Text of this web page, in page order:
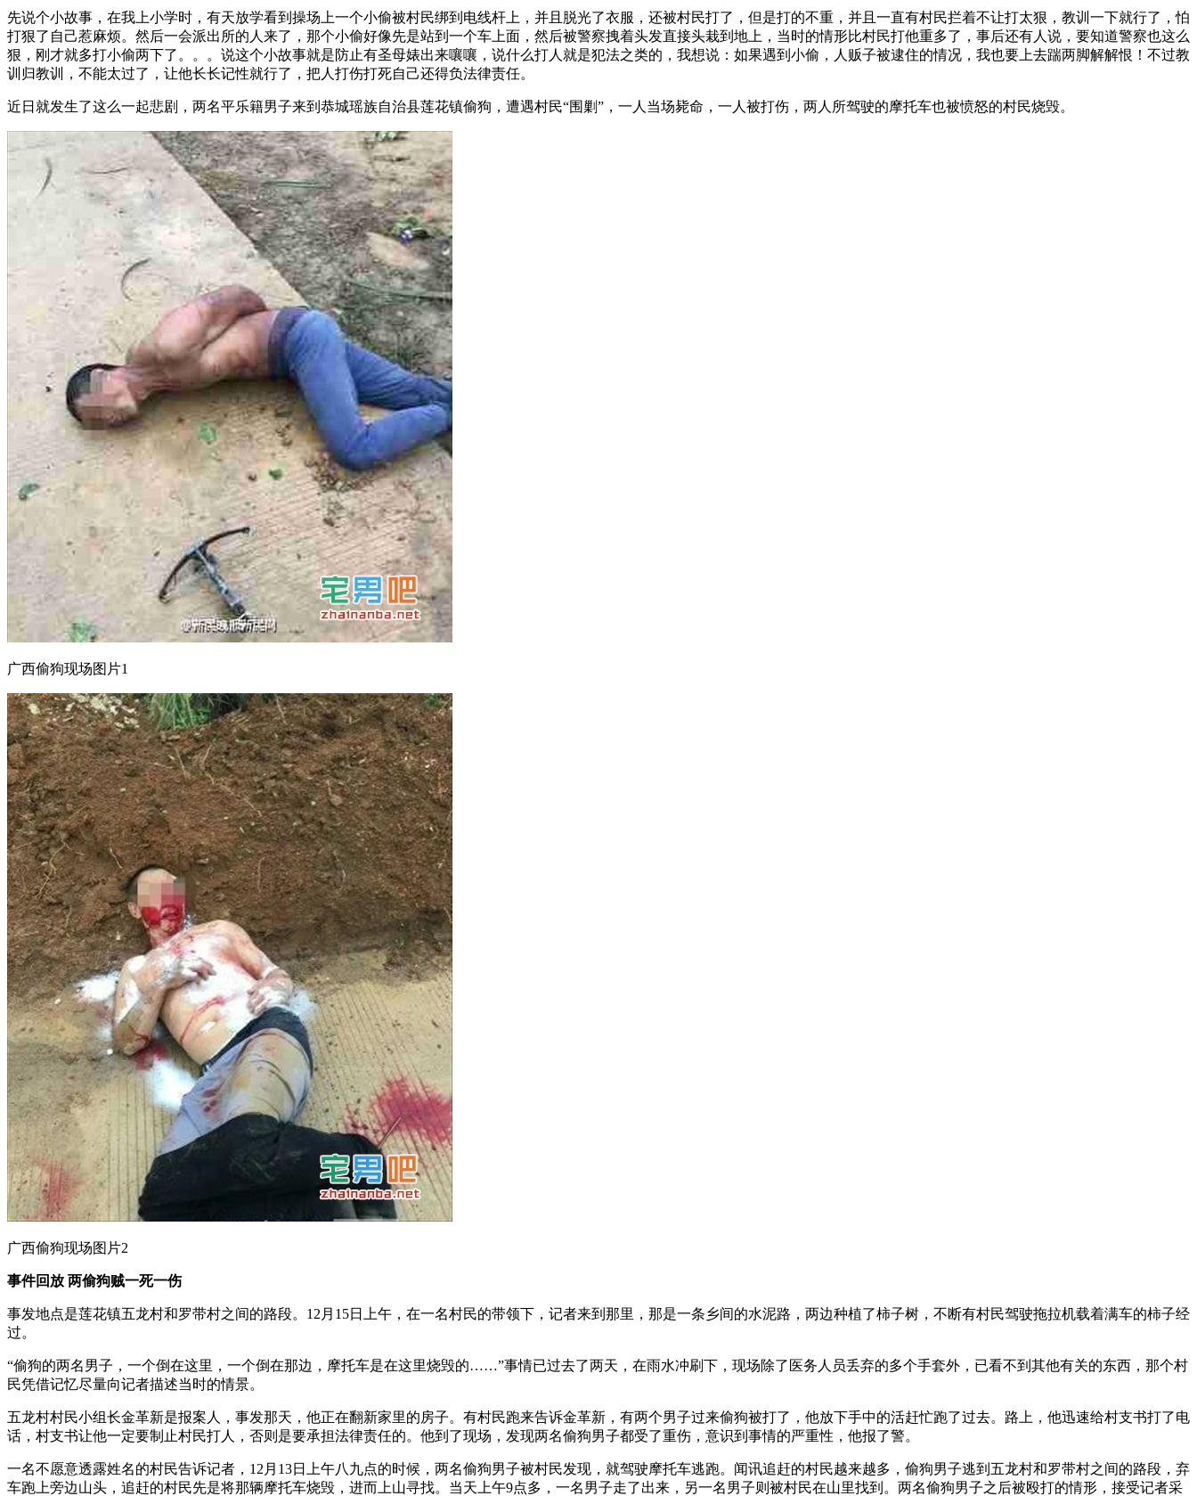
先说个小故事，在我上小学时，有天放学看到操场上一个小偷被村民绑到电线杆上，并且脱光了衣服，还被村民打了，但是打的不重，并且一直有村民拦着不让打太狠，教训一下就行了，怕
打狠了自己惹麻烦。然后一会派出所的人来了，那个小偷好像先是站到一个车上面，然后被警察拽着头发直接头栽到地上，当时的情形比村民打他重多了，事后还有人说，要知道警察也这么
狠，刚才就多打小偷两下了。。。说这个小故事就是防止有圣母婊出来嚷嚷，说什么打人就是犯法之类的，我想说：如果遇到小偷，人贩子被逮住的情况，我也要上去踹两脚解解恨！不过教
训归教训，不能太过了，让他长长记性就行了，把人打伤打死自己还得负法律责任。
近日就发生了这么一起悲剧，两名平乐籍男子来到恭城瑶族自治县莲花镇偷狗，遭遇村民“围剿”，一人当场毙命，一人被打伤，两人所驾驶的摩托车也被愤怒的村民烧毁。
广西偷狗现场图片1
广西偷狗现场图片2
事件回放 两偷狗贼一死一伤
事发地点是莲花镇五龙村和罗带村之间的路段。12月15日上午，在一名村民的带领下，记者来到那里，那是一条乡间的水泥路，两边种植了柿子树，不断有村民驾驶拖拉机载着满车的柿子经
过。
“偷狗的两名男子，一个倒在这里，一个倒在那边，摩托车是在这里烧毁的……”事情已过去了两天，在雨水冲刷下，现场除了医务人员丢弃的多个手套外，已看不到其他有关的东西，那个村
民凭借记忆尽量向记者描述当时的情景。
五龙村村民小组长金革新是报案人，事发那天，他正在翻新家里的房子。有村民跑来告诉金革新，有两个男子过来偷狗被打了，他放下手中的活赶忙跑了过去。路上，他迅速给村支书打了电
话，村支书让他一定要制止村民打人，否则是要承担法律责任的。他到了现场，发现两名偷狗男子都受了重伤，意识到事情的严重性，他报了警。
一名不愿意透露姓名的村民告诉记者，12月13日上午八九点的时候，两名偷狗男子被村民发现，就驾驶摩托车逃跑。闻讯追赶的村民越来越多，偷狗男子逃到五龙村和罗带村之间的路段，弃
车跑上旁边山头，追赶的村民先是将那辆摩托车烧毁，进而上山寻找。当天上午9点多，一名男子走了出来，另一名男子则被村民在山里找到。两名偷狗男子之后被殴打的情形，接受记者采